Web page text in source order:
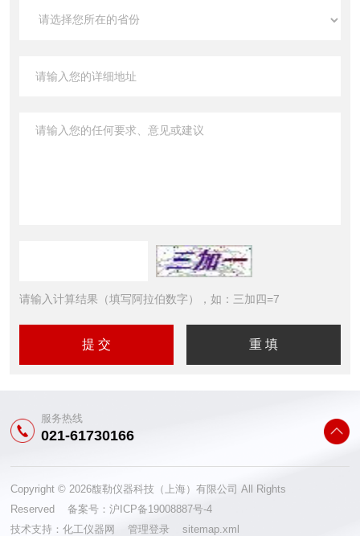
请输入计算结果（填写阿拉伯数字），如：三加四=7
服务热线
021-61730166
Copyright © 2026馥勒仪器科技（上海）有限公司 All Rights
Reserved 备案号：沪ICP备19008887号-4
技术支持：化工仪器网管理登录 sitemap.xml